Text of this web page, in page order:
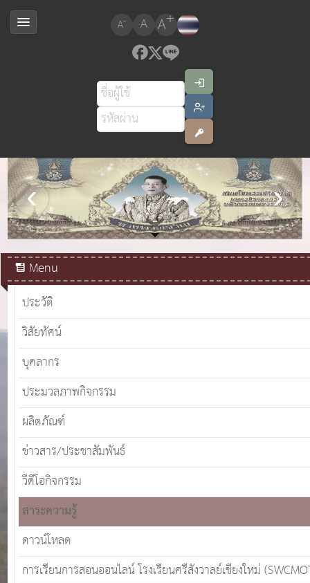
A- A A+
สมเด็จพระเจ้าอยู่หัวมหาวชิราลงกรณ บดินทรเทพยวรางกูร
Menu
ประวัติ
วิสัยทัศน์
บุคลากร
ประมวลภาพกิจกรรม
ผลิตภัณฑ์
ข่าวสาร/ประชาสัมพันธ์
วีดีโอกิจกรรม
สาระความรู้
ดาวน์โหลด
การเรียนการสอนออนไลน์ โรงเรียนศรีสังวาลย์เชียงใหม่